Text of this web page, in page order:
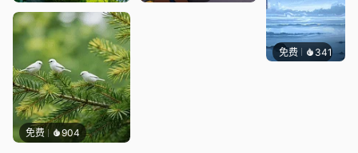
免费 904
免费 341冰茶Ln